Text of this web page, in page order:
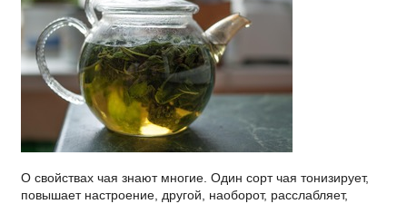
О свойствах чая знают многие. Один сорт чая тонизирует,
повышает настроение, другой, наоборот, расслабляет,